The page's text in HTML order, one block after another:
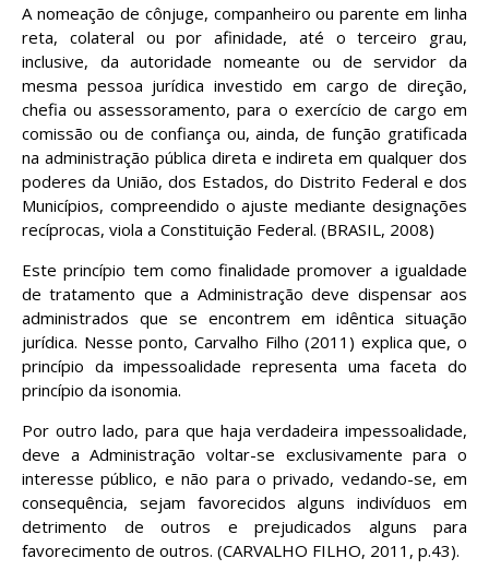
A nomeação de cônjuge, companheiro ou parente em linha
reta, colateral ou por afinidade, até o terceiro grau,
inclusive, da autoridade nomeante ou de servidor da
mesma pessoa jurídica investido em cargo de direção,
chefia ou assessoramento, para o exercício de cargo em
comissão ou de confiança ou, ainda, de função gratificada
na administração pública direta e indireta em qualquer dos
poderes da União, dos Estados, do Distrito Federal e dos
Municípios, compreendido o ajuste mediante designações
recíprocas, viola a Constituição Federal. (BRASIL, 2008)
Este princípio tem como finalidade promover a igualdade
de tratamento que a Administração deve dispensar aos
administrados que se encontrem em idêntica situação
jurídica. Nesse ponto, Carvalho Filho (2011) explica que, o
princípio da impessoalidade representa uma faceta do
princípio da isonomia.
Por outro lado, para que haja verdadeira impessoalidade,
deve a Administração voltar-se exclusivamente para o
interesse público, e não para o privado, vedando-se, em
consequência, sejam favorecidos alguns indivíduos em
detrimento de outros e prejudicados alguns para
favorecimento de outros. (CARVALHO FILHO, 2011, p.43).